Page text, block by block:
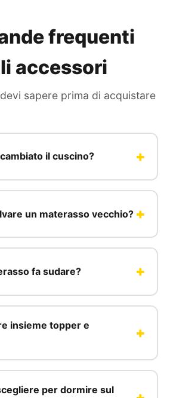
frequenti
accessori
sapere prima di acquistare
il cuscino?
un materasso vecchio?
fa sudare?
insieme topper e
per dormire sul